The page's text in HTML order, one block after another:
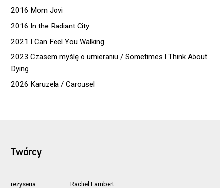
2016 Mom Jovi
2016 In the Radiant City
2021 I Can Feel You Walking
2023 Czasem myślę o umieraniu / Sometimes I Think About
Dying
2026 Karuzela / Carousel
Twórcy
reżyseria Rachel Lambert